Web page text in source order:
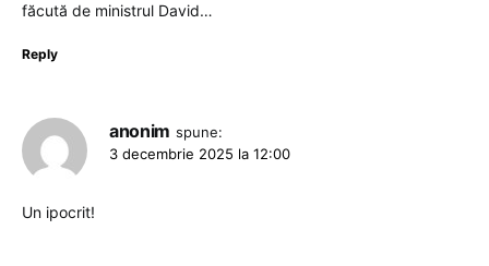
făcută de ministrul David…
Reply
anonim spune:
3 decembrie 2025 la 12:00
Un ipocrit!